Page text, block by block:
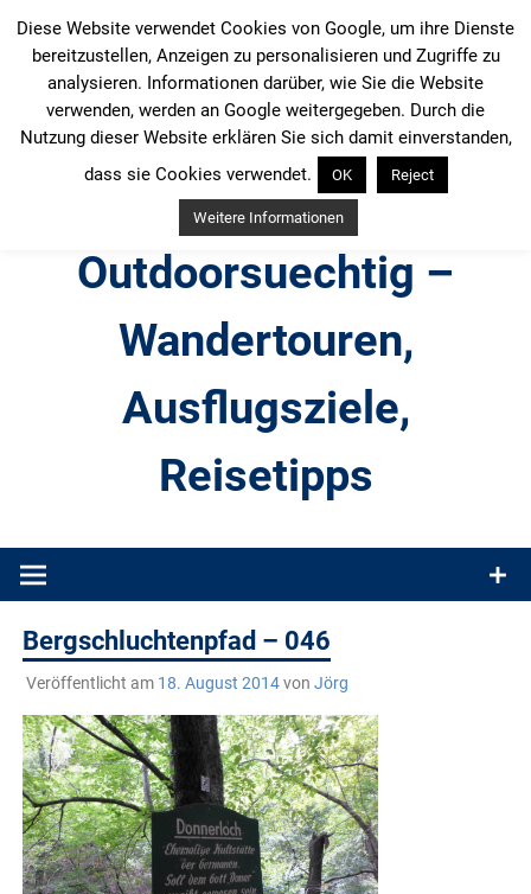
Inhalt
springen
Outdoorsuechtig –
Wandertouren,
Ausflugsziele,
Reisetipps
Produkttests und Buchrezensionen. Ein Blog für alle, die gern
Bergschluchtenpfad – 046
Veröffentlicht am 18. August 2014von Jörg
Diese Website verwendet Cookies von Google, um ihre Dienste
bereitzustellen, Anzeigen zu personalisieren und Zugriffe zu
analysieren. Informationen darüber, wie Sie die Website
verwenden, werden an Google weitergegeben. Durch die
Nutzung dieser Website erklären Sie sich damit einverstanden,
dass sie Cookies verwendet.
OK Reject
Weitere Informationen